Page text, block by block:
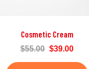
Cosmetic Cream
$55.00 $39.00